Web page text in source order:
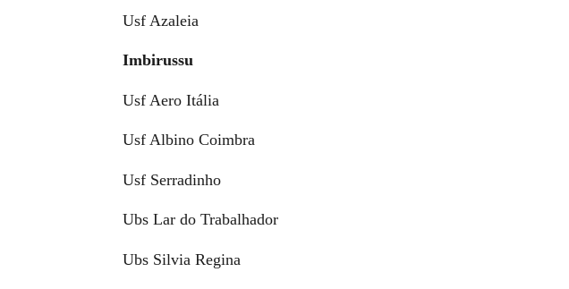
Usf Azaleia
Imbirussu
Usf Aero Itália
Usf Albino Coimbra
Usf Serradinho
Ubs Lar do Trabalhador
Ubs Silvia Regina